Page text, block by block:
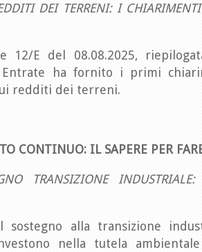
DEI TERRENI: I
12/E del 08.08.2025,
Entrate ha fornito i primi
redditi dei terreni.
CONTINUO: IL SAPERE PER
TRANSIZIONE
alla transizione
nella tutela